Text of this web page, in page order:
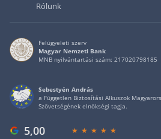
Rólunk
Felügyeleti szerv
Magyar Nemzeti Bank
MNB nyilvántartási szám: 217020798185
Sebestyén András
a Független Biztosítási Alkuszok
Szövetségének elnökségi tagja.
5,00